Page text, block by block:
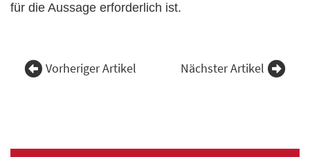
für die Aussage erforderlich ist.
Vorheriger Artikel Nächster Artikel